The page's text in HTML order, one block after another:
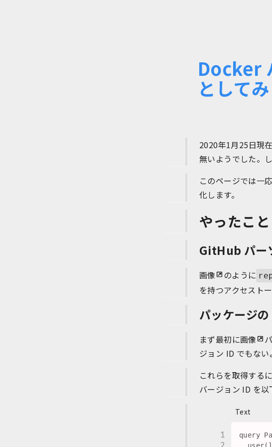
Docker
として
2020年1月25日現
無いようでした。
このページでは一
化します。
やったこと
GitHub パー
画像 のように
を持つアクセスト
パッケージ
まず最初に画像
ジョン ID でもない
これらを取得する
バージョン ID を以
Text
query